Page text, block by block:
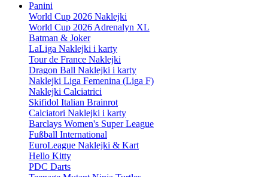
Panini
World Cup 2026 Naklejki
World Cup 2026 Adrenalyn XL
Batman & Joker
LaLiga Naklejki i karty
Tour de France Naklejki
Dragon Ball Naklejki i karty
Naklejki Liga Femenina (Liga F)
Naklejki Calciatrici
Skifidol Italian Brainrot
Calciatori Naklejki i karty
Barclays Women's Super League
Fußball International
EuroLeague Naklejki & Kart
Hello Kitty
PDC Darts